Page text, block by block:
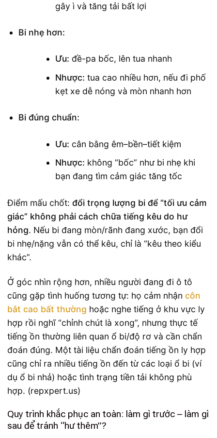
gây ì và tăng tải bất lợi
Bi nhẹ hơn:
Ưu: đề-pa bốc, lên tua nhanh
Nhược: tua cao nhiều hơn, nếu đi phố
kẹt xe dễ nóng và mòn nhanh hơn
Bi đúng chuẩn:
Ưu: cân bằng êm–bền–tiết kiệm
Nhược: không “bốc” như bi nhẹ khi
bạn đang tìm cảm giác tăng tốc
Điểm mấu chốt: đổi trọng lượng bi để “tối ưu cảm
giác” không phải cách chữa tiếng kêu do hư
hỏng. Nếu bi đang mòn/rãnh đang xước, bạn đổi
bi nhẹ/nặng vẫn có thể kêu, chỉ là “kêu theo kiểu
khác”.
Ở góc nhìn rộng hơn, nhiều người đang đi ô tô
cũng gặp tình huống tương tự: họ cảm nhận côn
bắt cao bất thường hoặc nghe tiếng ở khu vực ly
hợp rồi nghĩ “chỉnh chút là xong”, nhưng thực tế
tiếng ồn thường liên quan ổ bi/độ rơ và cần chẩn
đoán đúng. Một tài liệu chẩn đoán tiếng ồn ly hợp
cũng chỉ ra nhiều tiếng ồn đến từ các loại ổ bi (ví
dụ ổ bi nhả) hoặc tình trạng tiền tải không phù
hợp. (repxpert.us)
Quy trình khắc phục an toàn: làm gì trước – làm gì
sau để tránh “hư thêm”?